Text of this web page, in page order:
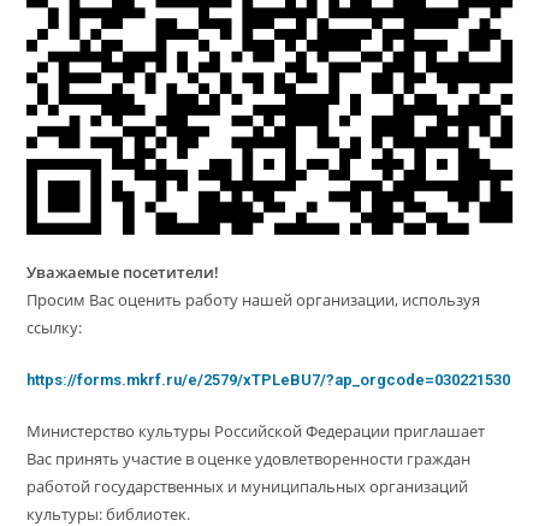
Уважаемые посетители!
Просим Вас оценить работу нашей организации, используя
ссылку:
https://forms.mkrf.ru/e/2579/xTPLeBU7/?ap_orgcode=030221530
Министерство культуры Российской Федерации приглашает
Вас принять участие в оценке удовлетворенности граждан
работой государственных и муниципальных организаций
культуры: библиотек.